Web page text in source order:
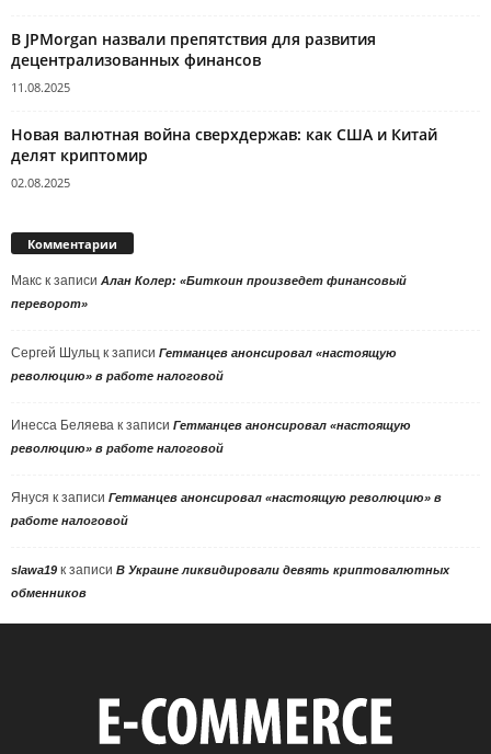
В JPMorgan назвали препятствия для развития
децентрализованных финансов
11.08.2025
Новая валютная война сверхдержав: как США и Китай
делят криптомир
02.08.2025
Комментарии
Макс к записи Алан Колер: «Биткоин произведет финансовый
переворот»
Сергей Шульц к записи Гетманцев анонсировал «настоящую
революцию» в работе налоговой
Инесса Беляева к записи Гетманцев анонсировал «настоящую
революцию» в работе налоговой
Януся к записи Гетманцев анонсировал «настоящую революцию» в
работе налоговой
slawa19 к записи В Украине ликвидировали девять криптовалютных
обменников